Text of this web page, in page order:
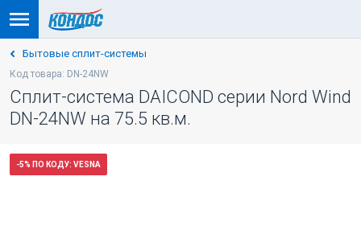
Бытовые сплит-системы
Код товара: DN-24NW
Сплит-система DAICOND серии Nord Wind
DN-24NW на 75.5 кв.м.
-5% ПО КОДУ: VESNA